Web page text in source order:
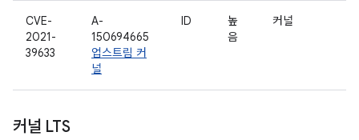
CVE-
2021-
39633
A-
150694665
업스트림 커
널
ID
높
음
커널
커널 LTS